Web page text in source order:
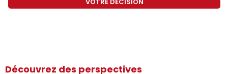
Découvrez des perspectives